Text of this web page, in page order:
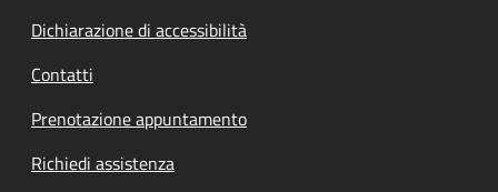
Dichiarazione di accessibilità
Contatti
Prenotazione appuntamento
Richiedi assistenza